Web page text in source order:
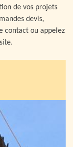
de vos projets
devis,
contact ou appelez